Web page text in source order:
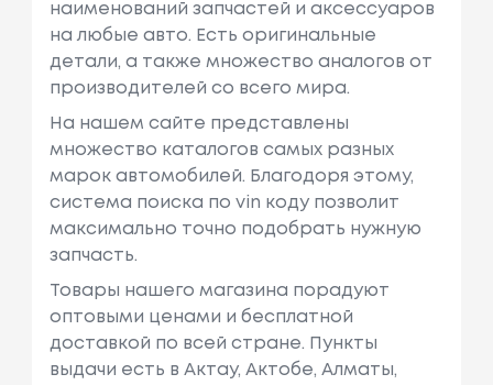
наименований запчастей и аксессуаров
на любые авто. Есть оригинальные
детали, а также множество аналогов от
производителей со всего мира.
На нашем сайте представлены
множество каталогов самых разных
марок автомобилей. Благодоря этому,
система поиска по vin коду позволит
максимально точно подобрать нужную
запчасть.
Товары нашего магазина порадуют
оптовыми ценами и бесплатной
доставкой по всей стране. Пункты
выдачи есть в Актау, Актобе, Алматы,